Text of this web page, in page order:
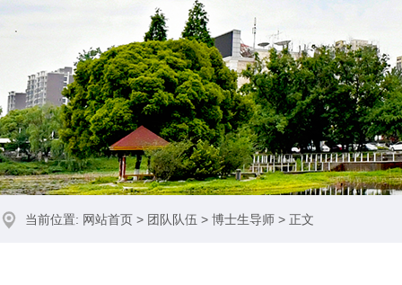
当前位置: 网站首页 > 团队队伍 > 博士生导师 > 正文